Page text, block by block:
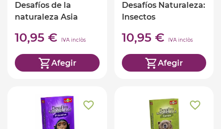
Desafíos de la
naturaleza Asia
10,95 € IVA inclòs
Afegir
Desafíos Naturaleza:
Insectos
10,95 € IVA inclòs
Afegir